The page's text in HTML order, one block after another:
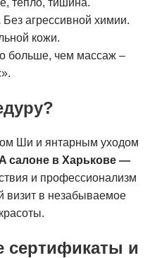
тепло, тишина.
Без агрессивной химии.
кожи.
больше, чем массаж –
Ши и янтарным уходом
салоне в Харькове —
и профессионализм
визит в незабываемое
сертификаты и